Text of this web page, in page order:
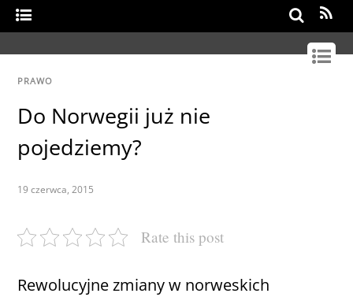
PRAWO
Do Norwegii już nie
pojedziemy?
19 czerwca, 2015
Rate this post
Rewolucyjne zmiany w norweskich